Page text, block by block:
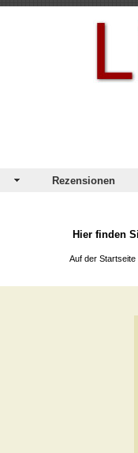
Rezensionen
Hier finden
Auf der